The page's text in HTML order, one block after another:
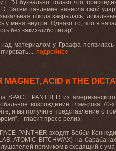
"Я буквально только что
. Затем пандемия нанесла свой
школа закрылась,
у меня внутри. Однако то, что я
без каких-либо гитар".
материалом у Граафа
подробнее
MAGNET, ACID и THE
SPACE PANTHER из
возрождение глэм-рока 70-
и вы получите представление о
- гласит пресс-релиз.
PANTHER входят Бобби
,ATOMIC BITCHWAX) на
прямиком в сходящий с